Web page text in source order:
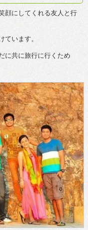
顔にしてくれる友人と行
ています。
に共に旅行に行くため